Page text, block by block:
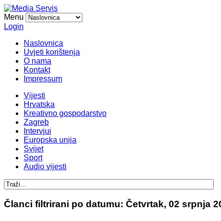
Menu
Login
Naslovnica
Uvjeti korištenja
O nama
Kontakt
Impressum
Vijesti
Hrvatska
Kreativno gospodarstvo
Zagreb
Intervjui
Europska unija
Svijet
Sport
Audio vijesti
Članci filtrirani po datumu: Četvrtak, 02 srpnja